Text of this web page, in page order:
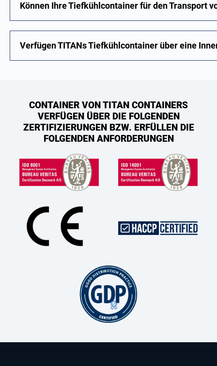
Können Ihre Tiefkühlcontainer für den Transport
Verfügen TITANs Tiefkühlcontainer über eine
CONTAINER VON TITAN CONTAINERS
VERFÜGEN ÜBER DIE FOLGENDEN
ZERTIFIZIERUNGEN BZW. ERFÜLLEN DIE
FOLGENDEN ANFORDERUNGEN